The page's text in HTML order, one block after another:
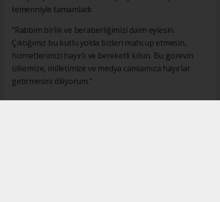
temenniyle tamamladı:
"Rabbim birlik ve beraberliğimizi daim eylesin.
Çıktığımız bu kutlu yolda bizleri mahcup etmesin,
hizmetlerimizi hayırlı ve bereketli kılsın. Bu görevin
ülkemize, milletimize ve medya camiamıza hayırlar
getirmesini diliyorum."